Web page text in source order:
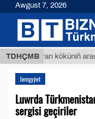
TDHÇMB
Buýan köküniň
Jemgyýet
Luwrda
sergisi geçiriler
Awgust 7, 2026